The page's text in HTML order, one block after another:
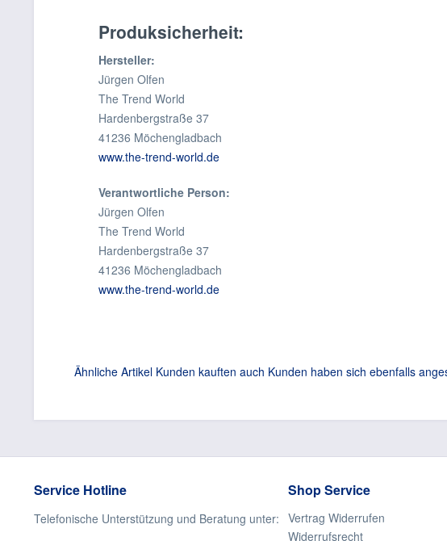
Produksicherheit:
Hersteller:
Jürgen Olfen
The Trend World
Hardenbergstraße 37
41236 Möchengladbach
www.the-trend-world.de
Verantwortliche Person:
Jürgen Olfen
The Trend World
Hardenbergstraße 37
41236 Möchengladbach
www.the-trend-world.de
Ähnliche Artikel Kunden kauften auch Kunden haben sich ebenfalls
Service Hotline
Telefonische Unterstützung und Beratung unter:
Shop Service
Vertrag Widerrufen
Widerrufsrecht